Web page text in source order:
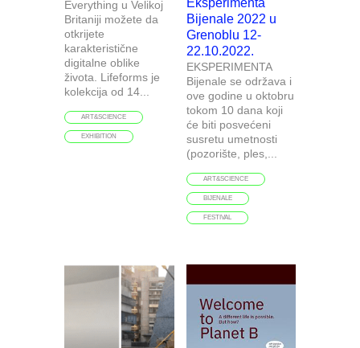
Everything u Velikoj
Britaniji možete da
otkrijete
karakteristične
digitalne oblike
života. Lifeforms je
kolekcija od 14...
ART&SCIENCE
EXHIBITION
Eksperimenta
Bijenale 2022 u
Grenoblu 12-
22.10.2022.
EKSPERIMENTA
Bijenale se održava i
ove godine u oktobru
tokom 10 dana koji
će biti posvećeni
susretu umetnosti
(pozorište, ples,...
ART&SCIENCE
BIJENALE
FESTIVAL